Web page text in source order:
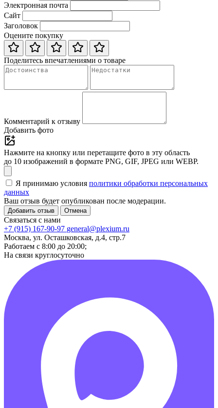
Электронная почта
Сайт
Заголовок
Оцените покупку
Поделитесь впечатлениями о товаре
Комментарий к отзыву
Добавить фото
Нажмите на кнопку или перетащите фото в эту область
до 10 изображений в формате PNG, GIF, JPEG или WEBP.
Я принимаю условия политики обработки персональных
данных
Ваш отзыв будет опубликован после модерации.
Добавить отзыв Отмена
Связаться с нами
+7 (915) 167-90-97 general@plexium.ru
Москва, ул. Осташковская, д.4, стр.7
Работаем с 8:00 до 20:00;
На связи круглосуточно